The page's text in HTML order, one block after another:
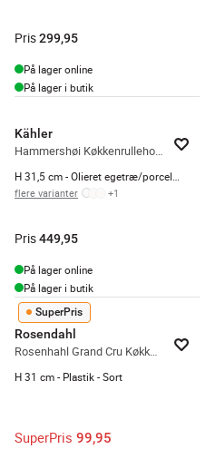
Pris299,95
På lager online
På lager i butik
Kähler
Hammershøi Køkkenrulleholder
flere varianter +1
Pris449,95
På lager online
På lager i butik
SuperPris
Rosendahl
Rosenhahl Grand Cru Køkkenrulleholder
H 31 cm - Plastik - Sort
SuperPris 99,95